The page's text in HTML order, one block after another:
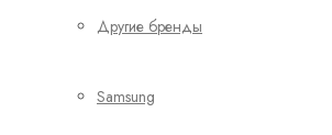
Другие бренды
Samsung